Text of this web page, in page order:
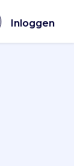
Inloggen